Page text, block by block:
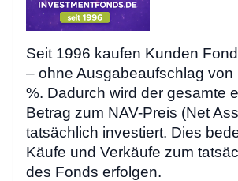
Seit 1996 kaufen Kunden
– ohne Ausgabeaufschlag von
%. Dadurch wird der gesamte
Betrag zum NAV-Preis (Net
tatsächlich investiert. Dies
Käufe und Verkäufe zum
des Fonds erfolgen.